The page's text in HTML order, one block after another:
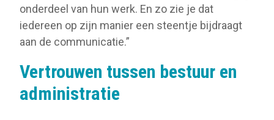
onderdeel van hun werk. En zo zie je dat
iedereen op zijn manier een steentje bijdraagt
aan de communicatie.”
Vertrouwen tussen bestuur en
administratie